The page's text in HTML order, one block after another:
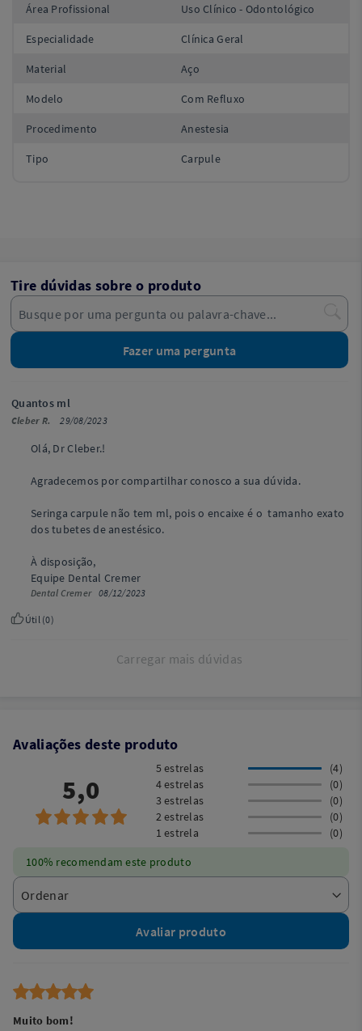
Área Profissional Uso Clínico - Odontológico
Especialidade Clínica Geral
Material Aço
Modelo Com Refluxo
Procedimento Anestesia
Tipo Carpule
Tire dúvidas sobre o produto
Fazer uma pergunta
Quantos ml
Cleber R. 29/08/2023
Olá, Dr Cleber.!
Agradecemos por compartilhar conosco a sua dúvida.
Seringa carpule não tem ml, pois o encaixe é o tamanho exato
dos tubetes de anestésico.
À disposição,
Equipe Dental Cremer
Dental Cremer08/12/2023
Útil (0)
Carregar mais dúvidas
Avaliações deste produto
5,0
5 estrelas
(4)
4 estrelas
(0)
3 estrelas
(0)
2 estrelas
(0)
1 estrela
(0)
100% recomendam este produto
Avaliar produto
Muito bom!